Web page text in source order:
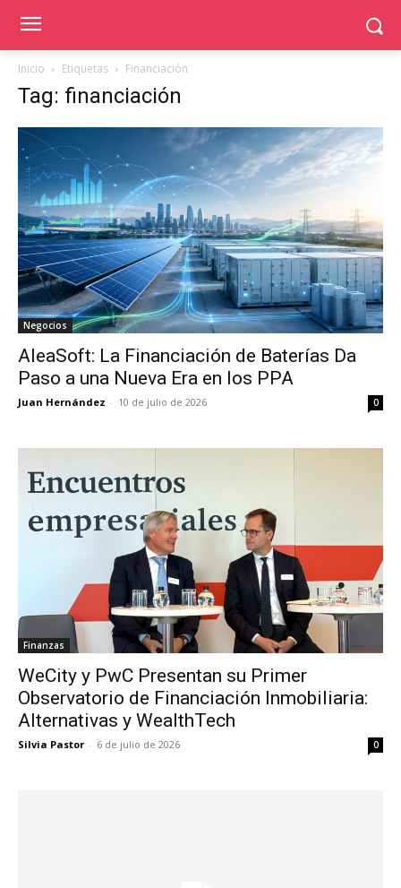
Inicio Etiquetas Financiación
Tag: financiación
Negocios
AleaSoft: La Financiación de Baterías Da
Paso a una Nueva Era en los PPA
Juan Hernández - 10 de julio de 2026 0
Finanzas
WeCity y PwC Presentan su Primer
Observatorio de Financiación Inmobiliaria:
Alternativas y WealthTech
Silvia Pastor - 6 de julio de 2026 0